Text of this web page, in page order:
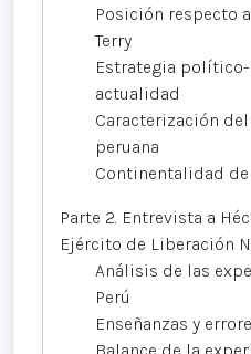
Posición respecto
Terry
Estrategia
actualidad
Caracterización
peruana
Continentalidad
Parte 2. Entrevista a
Ejército de Liberación
Análisis de las
Perú
Enseñanzas y